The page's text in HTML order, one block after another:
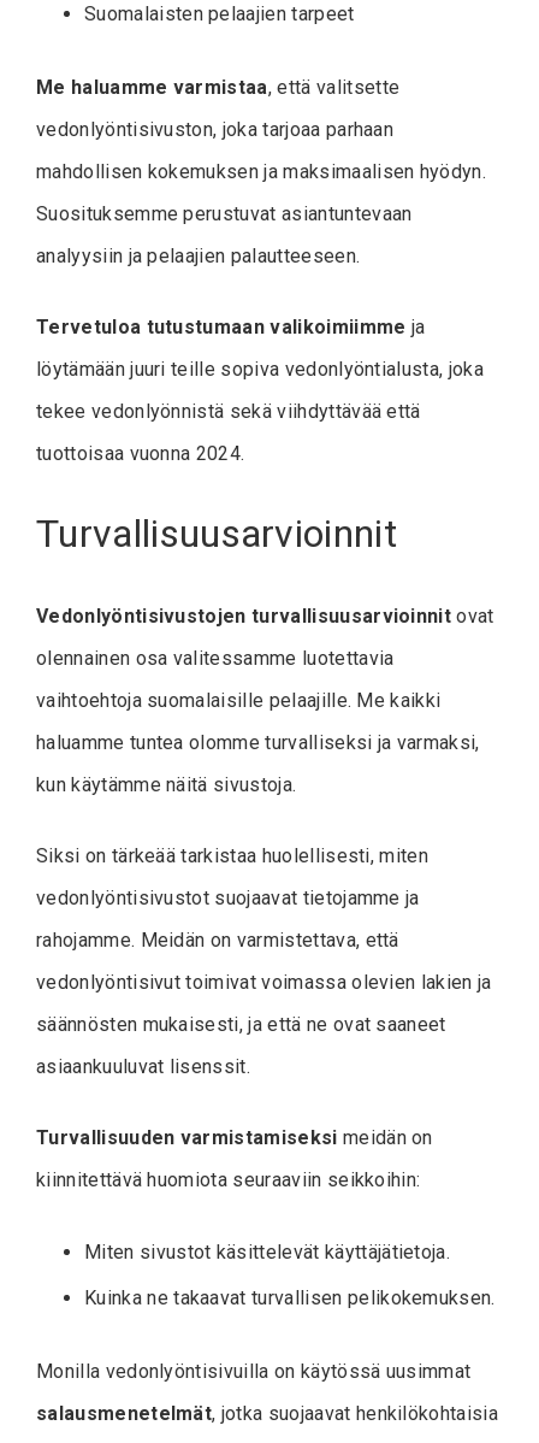
Suomalaisten pelaajien tarpeet
Me haluamme varmistaa, että valitsette
vedonlyöntisivuston, joka tarjoaa parhaan
mahdollisen kokemuksen ja maksimaalisen hyödyn.
Suosituksemme perustuvat asiantuntevaan
analyysiin ja pelaajien palautteeseen.
Tervetuloa tutustumaan valikoimiimme ja
löytämään juuri teille sopiva vedonlyöntialusta, joka
tekee vedonlyönnistä sekä viihdyttävää että
tuottoisaa vuonna 2024.
Turvallisuusarvioinnit
Vedonlyöntisivustojen turvallisuusarvioinnit ovat
olennainen osa valitessamme luotettavia
vaihtoehtoja suomalaisille pelaajille. Me kaikki
haluamme tuntea olomme turvalliseksi ja varmaksi,
kun käytämme näitä sivustoja.
Siksi on tärkeää tarkistaa huolellisesti, miten
vedonlyöntisivustot suojaavat tietojamme ja
rahojamme. Meidän on varmistettava, että
vedonlyöntisivut toimivat voimassa olevien lakien ja
säännösten mukaisesti, ja että ne ovat saaneet
asiaankuuluvat lisenssit.
Turvallisuuden varmistamiseksi meidän on
kiinnitettävä huomiota seuraaviin seikkoihin:
Miten sivustot käsittelevät käyttäjätietoja.
Kuinka ne takaavat turvallisen pelikokemuksen.
Monilla vedonlyöntisivuilla on käytössä uusimmat
salausmenetelmät, jotka suojaavat henkilökohtaisia